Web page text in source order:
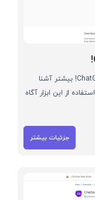
با هوش مصنوعی ChatGPT » Summarize everything! بیشتر آشنا
از این ابزار آگاه
جزئیات بیشتر